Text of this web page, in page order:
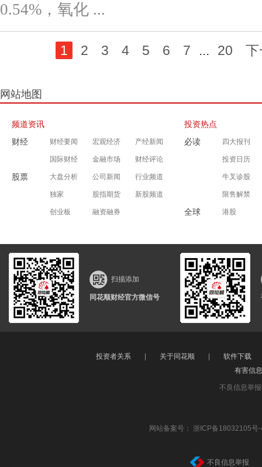
0.54%，氧化 ...
1 2 3 4 5 6 7 ... 20 下
网站地图
频道资讯
财经
财经要闻 宏观经济 产经新闻
国际财经 金融市场 财经评论
股票 大盘分析 公司新闻 行业频道
独家 股指期货 新股频道
创业板 融资融券
投资热点
必读
四大报刊
投资日历
牛叉诊股
限售解禁
全球 港股
扫描添加
同花顺财经官方微信号
投资者关系 关于同花顺
软件下载
有害信
不良信息举
网站备案号： 浙ICP备18032105号-
不良信息举报